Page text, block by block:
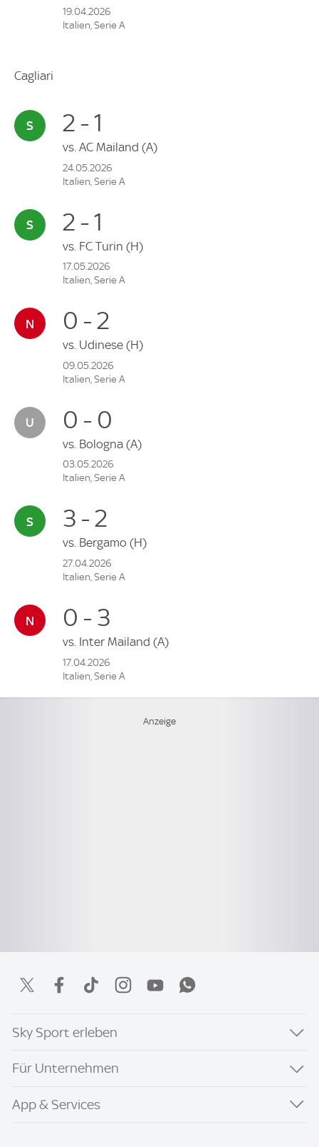
19.04.2026
Italien, Serie A
Cagliari
2 - 1
vs. AC Mailand (A)
24.05.2026
Italien, Serie A
2 - 1
vs. FC Turin (H)
17.05.2026
Italien, Serie A
0 - 2
vs. Udinese (H)
09.05.2026
Italien, Serie A
0 - 0
vs. Bologna (A)
03.05.2026
Italien, Serie A
3 - 2
vs. Bergamo (H)
27.04.2026
Italien, Serie A
0 - 3
vs. Inter Mailand (A)
17.04.2026
Italien, Serie A
Sky Sport erleben
Für Unternehmen
App & Services